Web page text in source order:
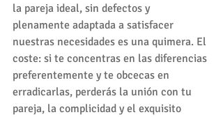
la pareja ideal, sin defectos y
plenamente adaptada a satisfacer
nuestras necesidades es una quimera. El
coste: si te concentras en las diferencias
preferentemente y te obcecas en
erradicarlas, perderás la unión con tu
pareja, la complicidad y el exquisito